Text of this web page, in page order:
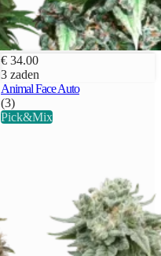
€ 34.00
3 zaden
Animal Face Auto
(3)
Pick&Mix